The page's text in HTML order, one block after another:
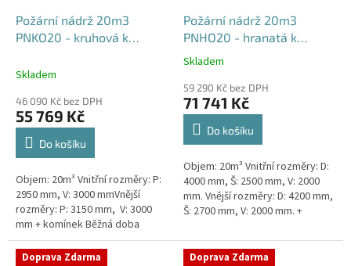
Požární nádrž 20m3
PNKO20 - kruhová k
Skladem
46 090 Kč bez DPH
55 769 Kč
Do košíku
Objem: 20m³ Vnitřní rozměry: P:
2950 mm, V: 3000 mmVnější
rozměry: P: 3150 mm, V: 3000
mm + komínek Běžná doba
dodání 2-3 týdny od objednávky.
Rozměry nádrže možno...
Požární nádrž 20m3
PNHO20 - hranatá k
obetonování
Průměrné
produktu
je
5,0
hvězdiček.
Skladem
59 290 Kč bez DPH
71 741 Kč
Do košíku
Objem: 20m³ Vnitřní rozměry: D:
4000 mm, Š: 2500 mm, V: 2000
mm. Vnější rozměry: D: 4200 mm,
Š: 2700 mm, V: 2000 mm. +
týdny od objednávky....
Doprava Zdarma Doprava Zdarma